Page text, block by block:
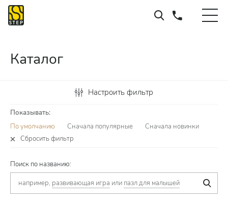
Каталог
Настроить фильтр
Показывать:
По умолчанию
Сначала популярные
Сначала новинки
Сбросить фильтр
Поиск по названию:
например, развивающая игра или пазл для малышей